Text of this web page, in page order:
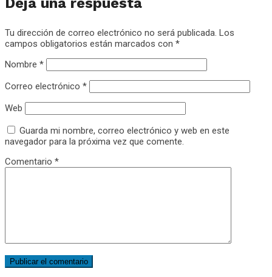
Tu dirección de correo electrónico no será publicada. Los
campos obligatorios están marcados con *
Nombre *
Correo electrónico *
Web
Guarda mi nombre, correo electrónico y web en este
navegador para la próxima vez que comente.
Comentario *